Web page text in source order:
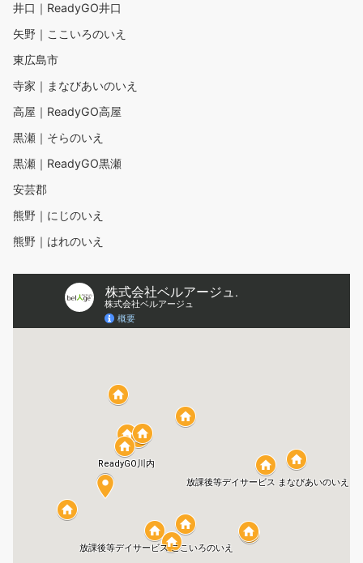
井口｜ReadyGO井口
矢野｜ここいろのいえ
東広島市
寺家｜まなびあいのいえ
高屋｜ReadyGO高屋
黒瀬｜そらのいえ
黒瀬｜ReadyGO黒瀬
安芸郡
熊野｜にじのいえ
熊野｜はれのいえ